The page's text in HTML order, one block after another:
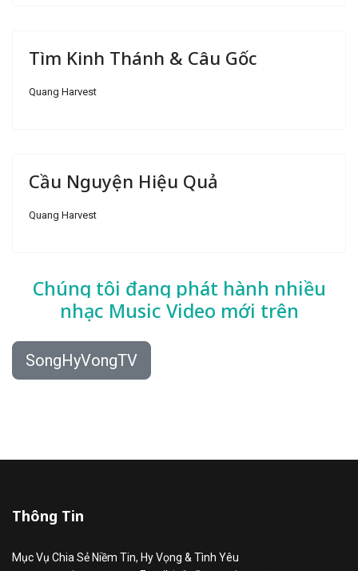
Tìm Kinh Thánh & Câu Gốc
Quang Harvest
Cầu Nguyện Hiệu Quả
Quang Harvest
Chúng tôi đang phát hành nhiều
nhạc Music Video mới trên
SongHyVongTV
Thông Tin
Mục Vụ Chia Sẻ Niềm Tin, Hy Vọng & Tình Yêu